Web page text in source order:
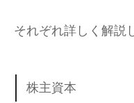
それぞれ詳しく解説
株主資本